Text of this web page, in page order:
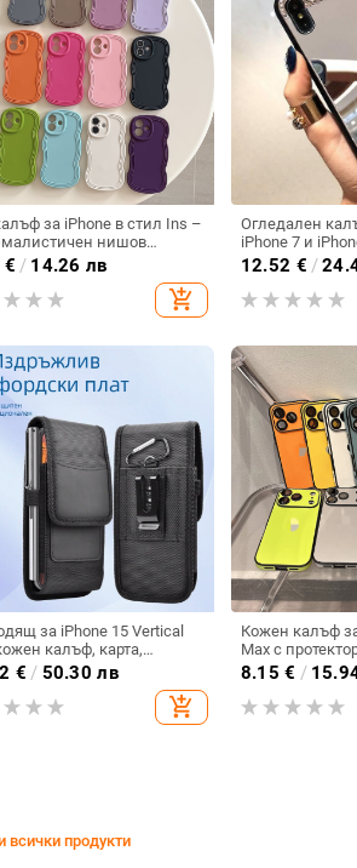
за iPhone в стил Ins –
нишов
мек калъф с
ръб, устойчив на
и на отпечатъци,
€ / 14.26 лв
add_shopping_cart
Огледален
iPhone 7 и
12.52 € /
за iPhone 15 Vertical
калъф, карта,
плат, найлонов
колан, чанта за кръста на
телефон
€ / 50.30 лв
add_shopping_cart
Кожен калъф
Max с
пълен обхват и
твърд кейс
8.15 € /
всички продукти